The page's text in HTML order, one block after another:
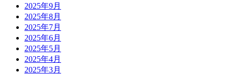
2025年9月
2025年8月
2025年7月
2025年6月
2025年5月
2025年4月
2025年3月